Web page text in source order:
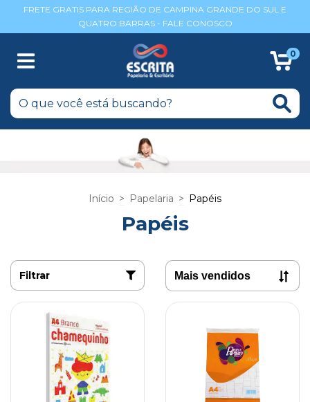
FRETE GRATIS PARA REGIÃO DE CAMPINA GRANDE DO SUL E
QUATRO BARRAS - FALE CONOSCO
0
Início > Papelaria > Papéis
Papéis
Filtrar